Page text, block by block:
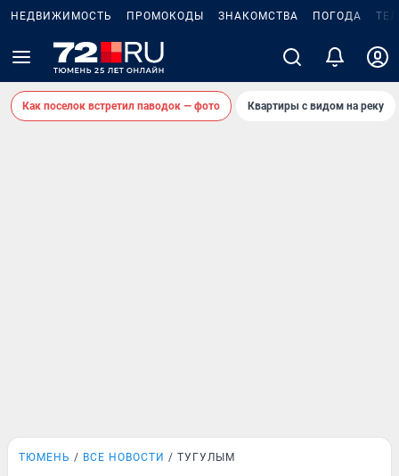
НЕДВИЖИМОСТЬ ПРОМОКОДЫ ЗНАКОМСТВА ПОГОДА
Как поселок встретил паводок — фото Квартиры с видом на реку
ТЮМЕНЬ ВСЕ НОВОСТИ ТУГУЛЫМ